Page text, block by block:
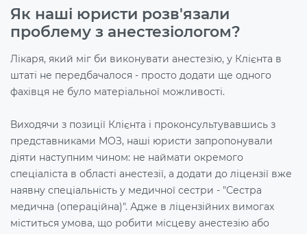
Як наші юристи розв'язали
проблему з анестезіологом?
Лікаря, який міг би виконувати анестезію, у Клієнта в
штаті не передбачалося - просто додати ще одного
фахівця не було матеріальної можливості.
Виходячи з позиції Клієнта і проконсультувавшись з
представниками МОЗ, наші юристи запропонували
діяти наступним чином: не наймати окремого
спеціаліста в області анестезії, а додати до ліцензії вже
наявну спеціальність у медичної сестри - "Сестра
медична (операційна)". Адже в ліцензійних вимогах
міститься умова, що робити місцеву анестезію або